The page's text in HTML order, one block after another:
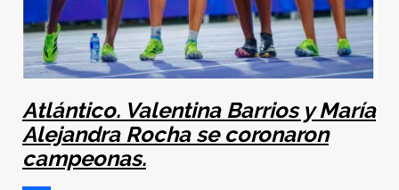
Atlántico. Valentina Barrios y María
Alejandra Rocha se coronaron
campeonas.